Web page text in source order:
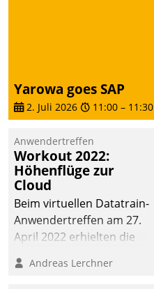
Yarowa goes SAP
2. Juli 2026 11:00 – 11:30
Anwendertreffen
Workout 2022:
Höhenflüge zur
Cloud
Beim virtuellen Datatrain-
Anwendertreffen am 27.
April 2022 erhielten die
Teilnehmer kurzweilige
Andreas Lerchner